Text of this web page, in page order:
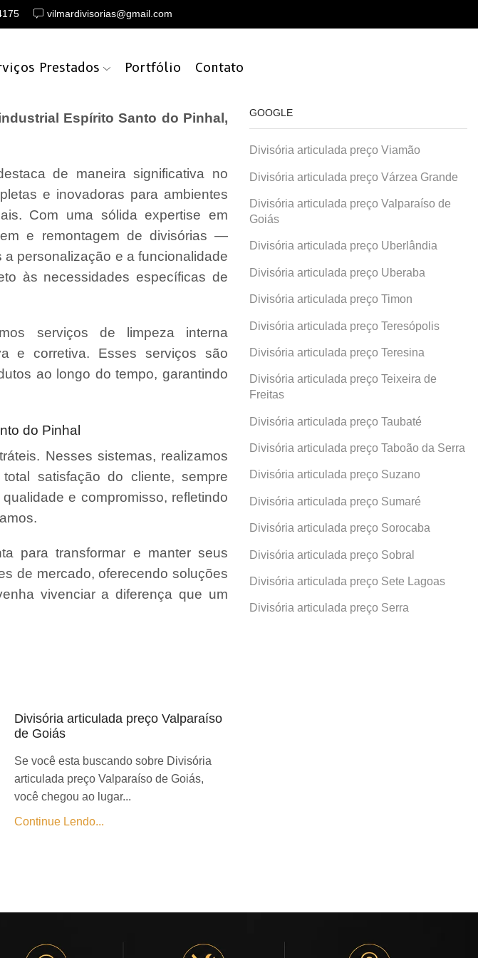
vilmardivisorias@gmail.com
Prestados Portfólio Contato
Espírito Santo do Pinhal,
de maneira significativa no
e inovadoras para ambientes
Com uma sólida expertise em
e remontagem de divisórias —
personalização e a funcionalidade
às necessidades específicas de
serviços de limpeza interna
e corretiva. Esses serviços são
ao longo do tempo, garantindo
do Pinhal
Nesses sistemas, realizamos
satisfação do cliente, sempre
e compromisso, refletindo
para transformar e manter seus
de mercado, oferecendo soluções
vivenciar a diferença que um
Divisória articulada preço Valparaíso
de Goiás
Se você esta buscando sobre Divisória
articulada preço Valparaíso de Goiás,
você chegou ao lugar...
Continue Lendo...
GOOGLE
Divisória articulada preço Viamão
Divisória articulada preço Várzea Grande
Divisória articulada preço Valparaíso de
Goiás
Divisória articulada preço Uberlândia
Divisória articulada preço Uberaba
Divisória articulada preço Timon
Divisória articulada preço Teresópolis
Divisória articulada preço Teresina
Divisória articulada preço Teixeira de
Freitas
Divisória articulada preço Taubaté
Divisória articulada preço Taboão da Serra
Divisória articulada preço Suzano
Divisória articulada preço Sumaré
Divisória articulada preço Sorocaba
Divisória articulada preço Sobral
Divisória articulada preço Sete Lagoas
Divisória articulada preço Serra